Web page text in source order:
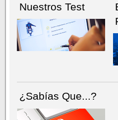
Nuestros Test
¿Sabías Que...?